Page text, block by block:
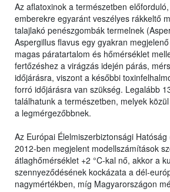
Az aflatoxinok a természetben
emberekre egyaránt veszélyes rákkeltő
talajlakó penészgombák termelnek
Aspergillus flavus egy gyakran
magas páratartalom és hőmérséklet
fertőzéshez a virágzás idején párás,
időjárásra, viszont a későbbi
forró időjárásra van szükség. Legalább
találhatunk a természetben, melyek
a legmérgezőbbnek.
Az Európai Élelmiszerbiztonsági
2012-ben megjelent modellszámítások
átlaghőmérséklet +2 °C-kal nő, akkor a
szennyeződésének kockázata a dél-
nagymértékben, míg Magyarországon